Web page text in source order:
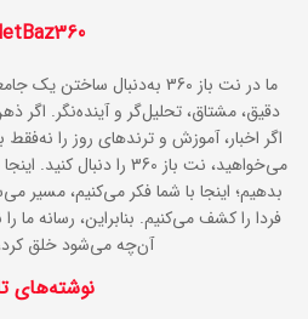
ما در نت باز 360 به‌دنبال
دقیق، مشتاق، تحلیل‌گر و آینده‌نگر. اگر
اگر اخبار، آموزش و ترندهای روز را
می‌خواهید، نت باز 360 را
بدهیم؛ اینجا با شما فکر می‌کنیم، مسیر
فردا را کشف می‌کنیم. بنابراین، رسانه
آن‌چه می‌شود خلق کرد،
نوشته‌های